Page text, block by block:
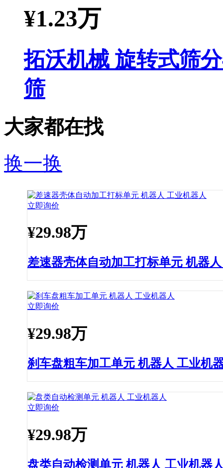
¥1.23万
拓沃机械 旋转式筛
筛
大家都在找
换一换
立即询价
¥29.98万
差速器壳体自动加工打标单元 机器
立即询价
¥29.98万
刹车盘粗车加工单元 机器人 工业机
立即询价
¥29.98万
盘类自动检测单元 机器人 工业机器